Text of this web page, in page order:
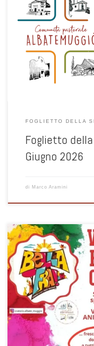
FOGLIETTO DELLA
Foglietto
Giugno 2026
di Marco Aramini
Festa di inizio estate -